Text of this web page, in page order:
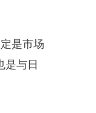
是市场
是与日